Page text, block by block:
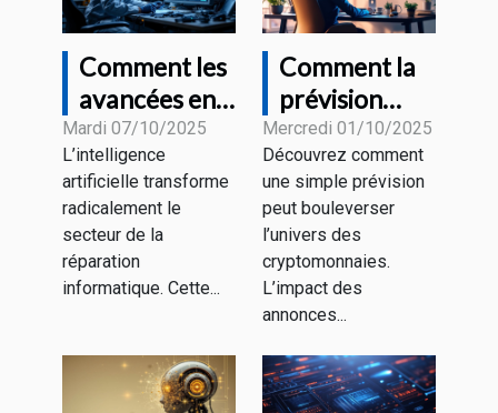
Comment les
avancées en
IA
influencent-
elles la
réparation
informatique
?
Mardi 07/10/2025
L’intelligence
artificielle transforme
radicalement le
secteur de la
réparation
informatique. Cette...
Comment la
prévision
d'un expert
sur le bitcoin
influence-t-
elle le
marché?
Mercredi 01/10/2025
Découvrez comment
une simple prévision
peut bouleverser
l’univers des
cryptomonnaies.
L’impact des
annonces...